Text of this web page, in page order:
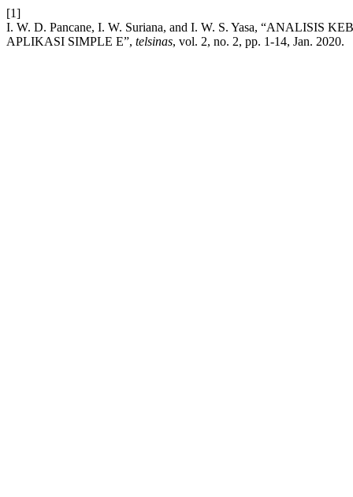
[1]
I. W. D. Pancane, I. W. Suriana, and I. W. S. Yasa, “ANALISIS
APLIKASI SIMPLE E”, telsinas, vol. 2, no. 2, pp. 1-14, Jan. 2020.